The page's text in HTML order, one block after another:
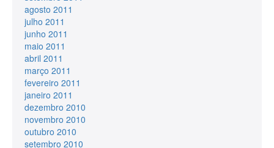
agosto 2011
julho 2011
junho 2011
maio 2011
abril 2011
março 2011
fevereiro 2011
janeiro 2011
dezembro 2010
novembro 2010
outubro 2010
setembro 2010